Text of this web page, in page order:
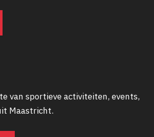
van sportieve activiteiten, events,
Maastricht.